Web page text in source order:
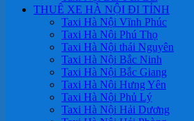
THUÊ XE HÀ NỘI ĐI TỈNH
Taxi Hà Nội Vĩnh Phúc
Taxi Hà Nội Phú Thọ
Taxi Hà Nội thái Nguyên
Taxi Hà Nội Bắc Ninh
Taxi Hà Nội Bắc Giang
Taxi Hà Nội Hưng Yên
Taxi Hà Nội Phủ Lý
Taxi Hà Nội Hải Dương